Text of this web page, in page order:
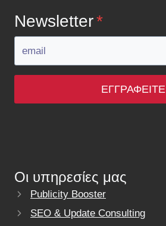
Newsletter*
ΕΓΓΡΑΦΕΊΤΕ
Οι υπηρεσίες μας
Publicity Booster
SEO & Update Consulting